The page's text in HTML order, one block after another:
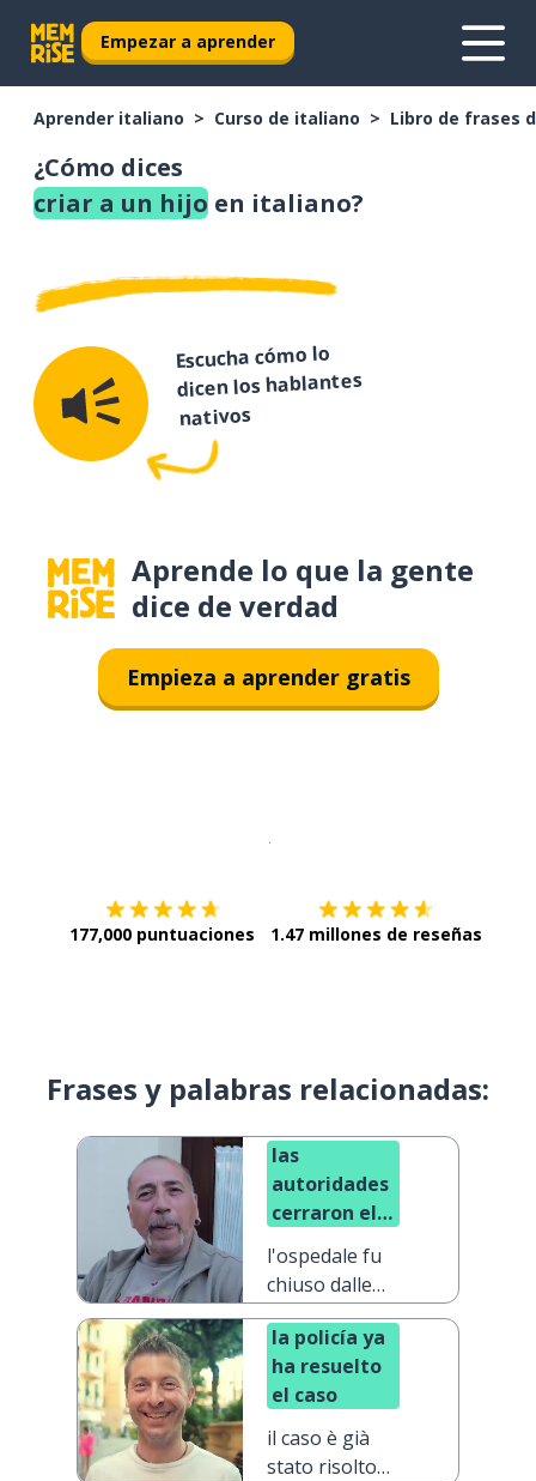
Empezar a aprender
Aprender italiano Curso de italiano Libro de frases
¿Cómo dices
criar a un hijo en italiano?
Escucha cómo lo
dicen los hablantes
nativos
Aprende lo que la gente
dice de verdad
Empieza a aprender gratis
177,000 puntuaciones 1.47 millones de reseñas
Frases y palabras relacionadas:
las
autoridades
cerraron el
l'ospedale fu
chiuso dalle
autorità
la policía ya
ha resuelto
el caso
il caso è già
stato risolto